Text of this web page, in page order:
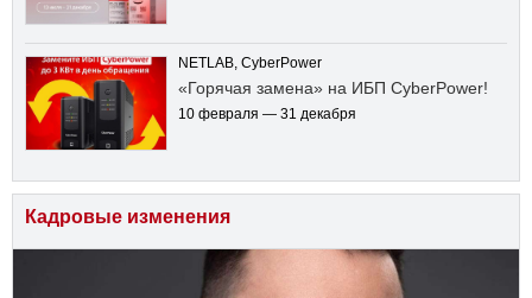
NETLAB, CyberPower
«Горячая замена» на ИБП CyberPower!
10 февраля — 31 декабря
Кадровые изменения